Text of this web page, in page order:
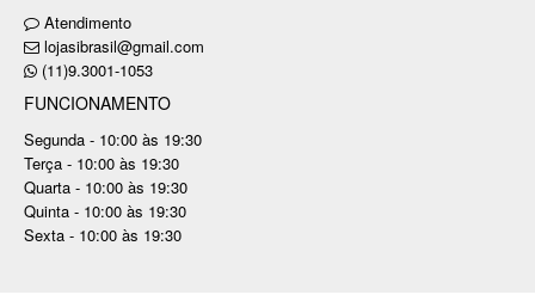
Atendimento
lojasibrasil@gmail.com
(11)9.3001-1053
FUNCIONAMENTO
Segunda - 10:00 às 19:30
Terça - 10:00 às 19:30
Quarta - 10:00 às 19:30
Quinta - 10:00 às 19:30
Sexta - 10:00 às 19:30